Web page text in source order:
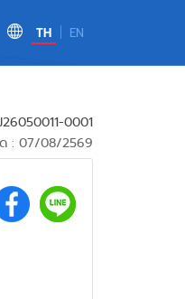
TH EN
0001
: 07/08/2569